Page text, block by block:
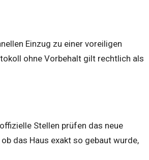
Einzug zu einer voreiligen
ohne Vorbehalt gilt rechtlich als
Stellen prüfen das neue
das Haus exakt so gebaut wurde,